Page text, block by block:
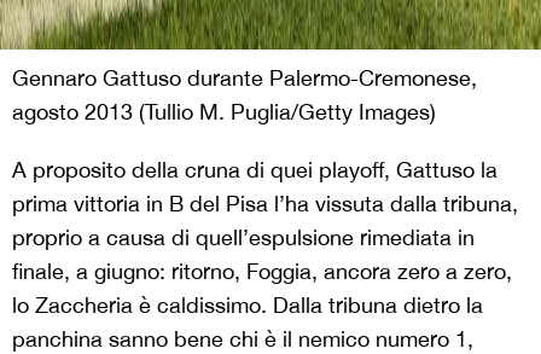
Gennaro Gattuso durante Palermo-Cremonese,
agosto 2013 (Tullio M. Puglia/Getty Images)
A proposito della cruna di quei playoff, Gattuso la
prima vittoria in B del Pisa l’ha vissuta dalla tribuna,
proprio a causa di quell’espulsione rimediata in
finale, a giugno: ritorno, Foggia, ancora zero a zero,
lo Zaccheria è caldissimo. Dalla tribuna dietro la
panchina sanno bene chi è il nemico numero 1,